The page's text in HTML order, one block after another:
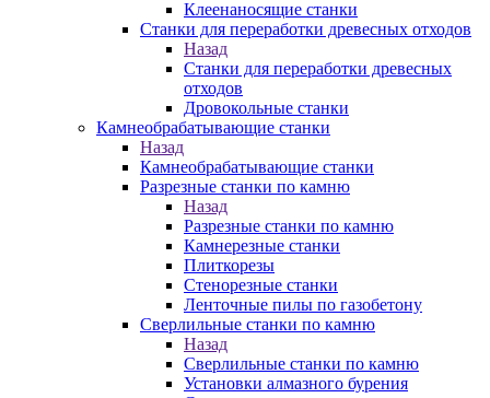
Клеенаносящие станки
Станки для переработки древесных отходов
Назад
Станки для переработки древесных
отходов
Дровокольные станки
Камнеобрабатывающие станки
Назад
Камнеобрабатывающие станки
Разрезные станки по камню
Назад
Разрезные станки по камню
Камнерезные станки
Плиткорезы
Стенорезные станки
Ленточные пилы по газобетону
Сверлильные станки по камню
Назад
Сверлильные станки по камню
Установки алмазного бурения